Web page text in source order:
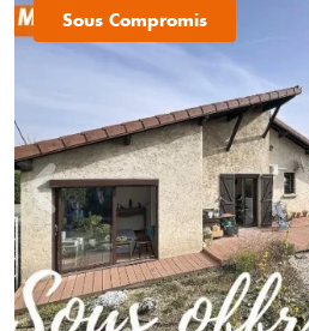
Sous Compromis